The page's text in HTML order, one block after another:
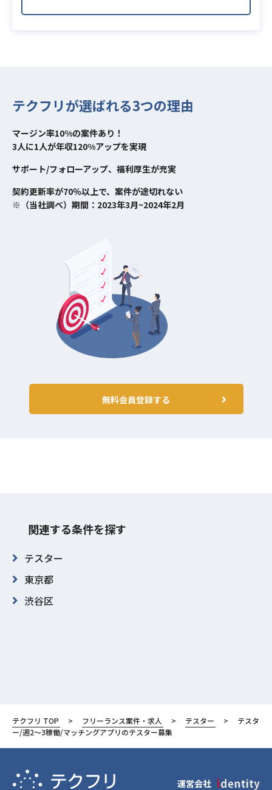
テクフリが選ばれる3つの理由
マージン率10%の案件あり！
3人に1人が年収120%アップを実現
サポート/フォローアップ、福利厚生が充実
契約更新率が70％以上で、案件が途切れない
※（当社調べ）期間：2023年3月~2024年2月
無料会員登録する
関連する条件を探す
テスター
東京都
渋谷区
テクフリ TOP フリーランス案件・求人 テスター
テスタ
ー/週2〜3稼働/マッチングアプリのテスター募集
運営会社